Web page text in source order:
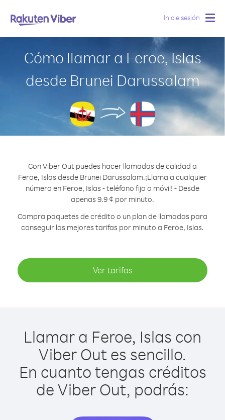
Inicie sesión
Cómo llamar a Feroe, Islas
desde Brunei Darussalam
Con Viber Out puedes hacer llamadas de calidad a
Feroe, Islas desde Brunei Darussalam.¡Llama a cualquier
número en Feroe, Islas - teléfono fijo o móvil! - Desde
apenas 9.9 ¢ por minuto.
Compra paquetes de crédito o un plan de llamadas para
conseguir las mejores tarifas por minuto a Feroe, Islas.
Ver tarifas
Llamar a Feroe, Islas con
Viber Out es sencillo.
En cuanto tengas créditos
de Viber Out, podrás: